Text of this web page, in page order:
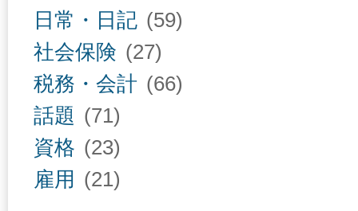
日常・日記 (59)
社会保険 (27)
税務・会計 (66)
話題 (71)
資格 (23)
雇用 (21)